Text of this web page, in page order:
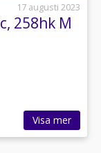
17 augusti 2023
258hk M
Visa mer